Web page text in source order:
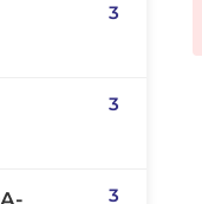
3
3
3
For companies
Career Advisor